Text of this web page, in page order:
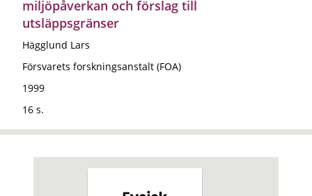
miljöpåverkan och förslag till
utsläppsgränser
Hägglund Lars
Försvarets forskningsanstalt (FOA)
1999
16 s.